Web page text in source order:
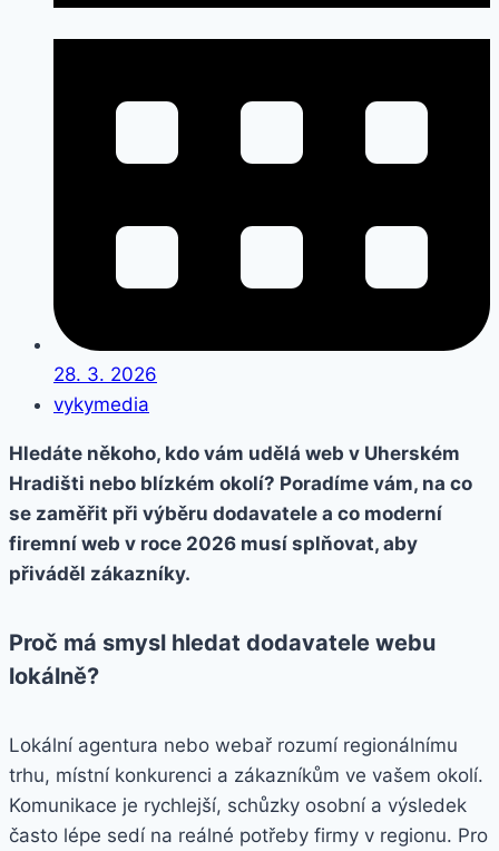
28. 3. 2026
vykymedia
Hledáte někoho, kdo vám udělá web v Uherském
Hradišti nebo blízkém okolí? Poradíme vám, na co
se zaměřit při výběru dodavatele a co moderní
firemní web v roce 2026 musí splňovat, aby
přiváděl zákazníky.
Proč má smysl hledat dodavatele webu
lokálně?
Lokální agentura nebo webař rozumí regionálnímu
trhu, místní konkurenci a zákazníkům ve vašem okolí.
Komunikace je rychlejší, schůzky osobní a výsledek
často lépe sedí na reálné potřeby firmy v regionu. Pro